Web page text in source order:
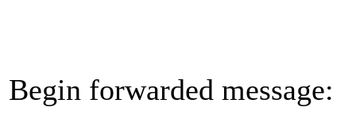
Begin forwarded message: